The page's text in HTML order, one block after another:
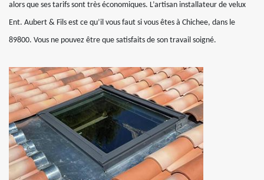
alors que ses tarifs sont très économiques. L’artisan installateur de velux
Ent. Aubert & Fils est ce qu’il vous faut si vous êtes à Chichee, dans le
89800. Vous ne pouvez être que satisfaits de son travail soigné.